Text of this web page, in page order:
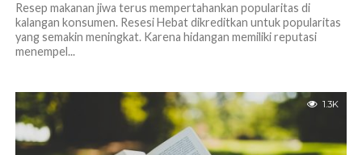
Resep makanan jiwa terus mempertahankan popularitas di
kalangan konsumen. Resesi Hebat dikreditkan untuk popularitas
yang semakin meningkat. Karena hidangan memiliki reputasi
menempel...
1.3K